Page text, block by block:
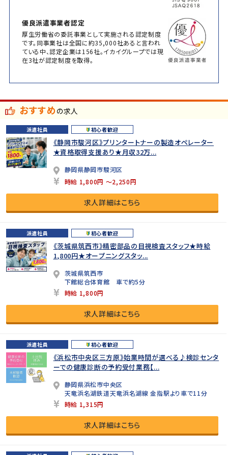
優良派遣事業者認定
厚生労働省の委託事業として実施される認定制度
です。同事業社は全国に約35,000社あると言われ
ている中、認定企業は156社。イカイグループでは現
在3社が認定制度を取得。
おすすめの求人
派遣社員 初心者歓迎
《静岡市駿河区》プリンタートナーの製造オペレーター
★資格取得支援あり★月収32万...
静岡県静岡市駿河区
時給 1,800円 ～2,250円
求人詳細はこちら
派遣社員 初心者歓迎
《茨城県筑西市》精密部品の目視検査スタッフ★時給
1,800円★オープニングスタッ...
茨城県筑西市
下館総合体育館 車で約5分
時給 1,800円
求人詳細はこちら
派遣社員 初心者歓迎
《浜松市中央区三方原》始業時間が選べる♪検診センタ
ーでの健康診断の予約受付業務【...
静岡県浜松市中央区
天竜浜名湖鉄道天竜浜名湖線 金指駅より車で11分
時給 1,315円
求人詳細はこちら